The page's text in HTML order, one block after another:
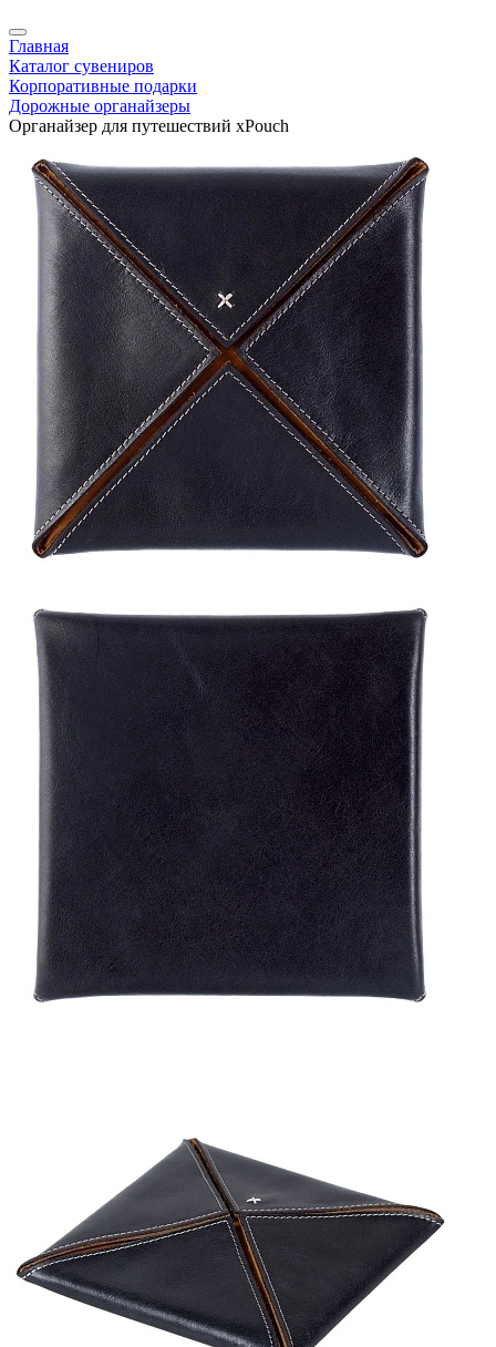
Главная
Каталог сувениров
Корпоративные подарки
Дорожные органайзеры
Органайзер для путешествий xPouch